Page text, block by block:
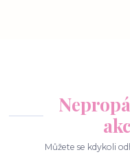
Můžete se kdykoli